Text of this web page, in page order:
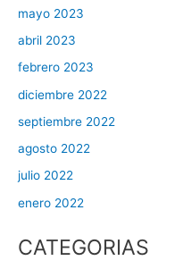
mayo 2023
abril 2023
febrero 2023
diciembre 2022
septiembre 2022
agosto 2022
julio 2022
enero 2022
CATEGORIAS